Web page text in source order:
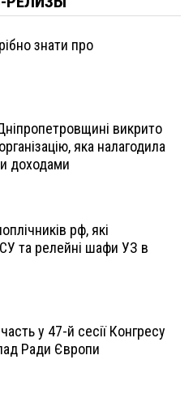
знати про
викрито
яка налагодила
доходами
рф, які
та релейні шафи УЗ в
у 47-й сесії Конгресу
Ради Європи